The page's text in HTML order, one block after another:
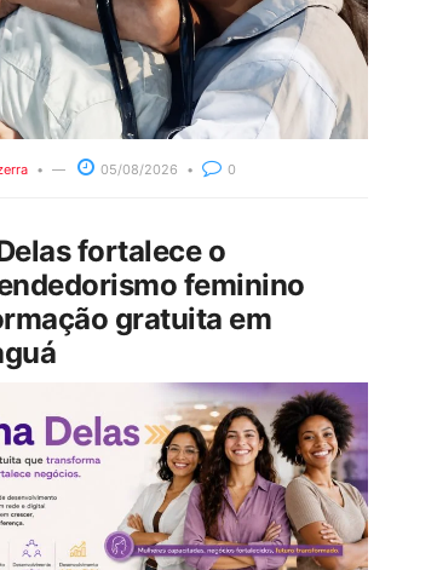
05/08/2026 0
fortalece o
feminino
gratuita em